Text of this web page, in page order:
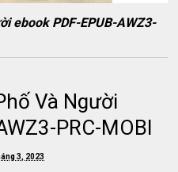
ebook PDF-EPUB-AWZ3-
Và Người
PRC-MOBI
3, 2023